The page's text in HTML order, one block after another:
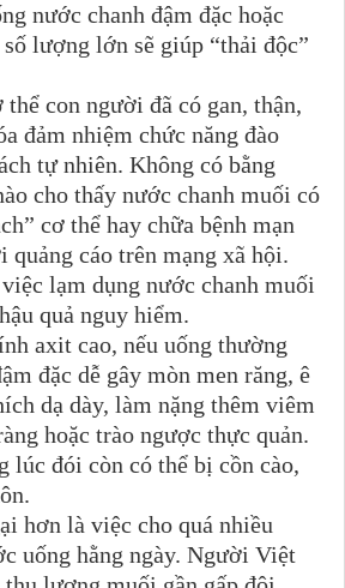
nước chanh đậm đặc hoặc
lượng lớn sẽ giúp “thải độc”
con người đã có gan, thận,
đảm nhiệm chức năng đào
tự nhiên. Không có bằng
cho thấy nước chanh muối có
cơ thể hay chữa bệnh mạn
cáo trên mạng xã hội.
lạm dụng nước chanh muối
quả nguy hiểm.
cao, nếu uống thường
đặc dễ gây mòn men răng, ê
dạ dày, làm nặng thêm viêm
hoặc trào ngược thực quản.
lúc đói còn có thể bị cồn cào,
là việc cho quá nhiều
uống hằng ngày. Người Việt